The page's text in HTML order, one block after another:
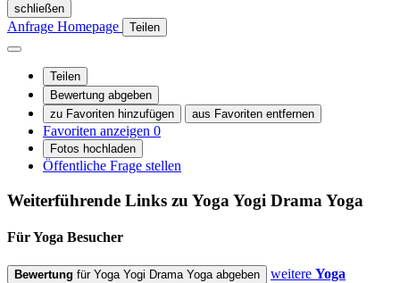
schließen
Anfrage Homepage Teilen
Teilen
Bewertung abgeben
zu Favoriten hinzufügen
aus Favoriten entfernen
Favoriten anzeigen 0
Fotos hochladen
Öffentliche Frage stellen
Weiterführende Links zu Yoga Yogi Drama Yoga
Für Yoga Besucher
Bewertung für Yoga Yogi Drama Yoga abgeben weitere Yoga